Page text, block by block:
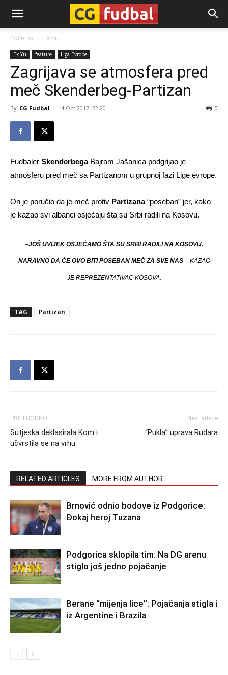
CG-
Fudbal
Početna Ex-Yu
Ex-Yu feature Liga Evrope
Zagrijava se atmosfera pred
meč Skenderbeg-Partizan
By CG Fudbal - 14 Oct 2017. 22:20 0
Fudbaler SkenderbegaBajram Jašanica podgrijao je
atmosferu pred meč sa Partizanom u grupnoj fazi Lige evrope.
On je poručio da je meč protiv Partizana“poseban” jer, kako
je kazao svi albanci osjećaju šta su Srbi radili na Kosovu.
–JOŠ UVIJEK OSJEĆAMO ŠTA SU SRBI RADILI NA KOSOVU.
NARAVNO DA ĆE OVO BITI POSEBAN MEČ ZA SVE NAS– KAZAO
JE REPREZENTATIVAC KOSOVA.
TAG Partizan
PRETHODNO
Sutjeska deklasirala Kom i
učvrstila se na vrhu
Next article
“Pukla” uprava Rudara
RELATED ARTICLES MORE FROM AUTHOR
Brnović odnio bodove iz Podgorice:
Đokaj heroj Tuzana
Podgorica sklopila tim: Na DG arenu
stiglo još jedno pojačanje
Berane “mijenja lice”: Pojačanja stigla i
iz Argentine i Brazila